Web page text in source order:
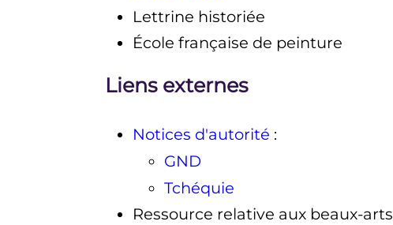
Lettrine historiée
École française de peinture
Liens externes
Notices d'autorité :
GND
Tchéquie
Ressource relative aux beaux-arts